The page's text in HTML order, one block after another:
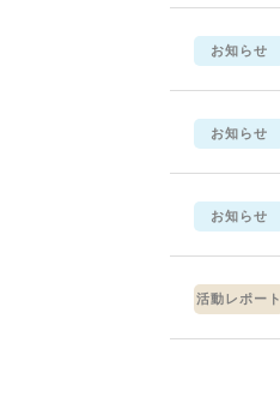
お知らせ
お知らせ
お知らせ
活動レポート